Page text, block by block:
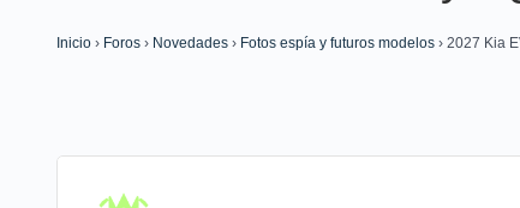
Inicio › Foros › Novedades › Fotos espía y futuros modelos › 2027 Kia